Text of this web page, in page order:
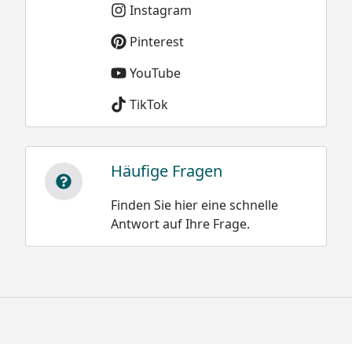
Instagram
Pinterest
YouTube
TikTok
Häufige Fragen
Finden Sie hier eine schnelle
Antwort auf Ihre Frage.